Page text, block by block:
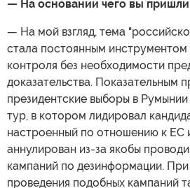
— На основании чего вы
— На мой взгляд, тема
стала постоянным
контроля без необходимости
доказательства. Показательным
президентские выборы в
тур, в котором лидировал
настроенный по отношению к ЕС
аннулирован из-за якобы
кампаний по дезинформации.
проведения подобных кампаний